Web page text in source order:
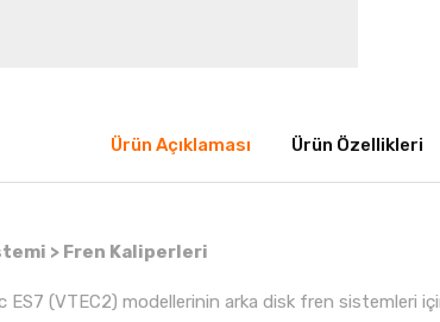
Ürün Açıklaması Ürün Özellikleri
> Fren Kaliperleri
ES7 (VTEC2) modellerinin arka disk fren sistemleri